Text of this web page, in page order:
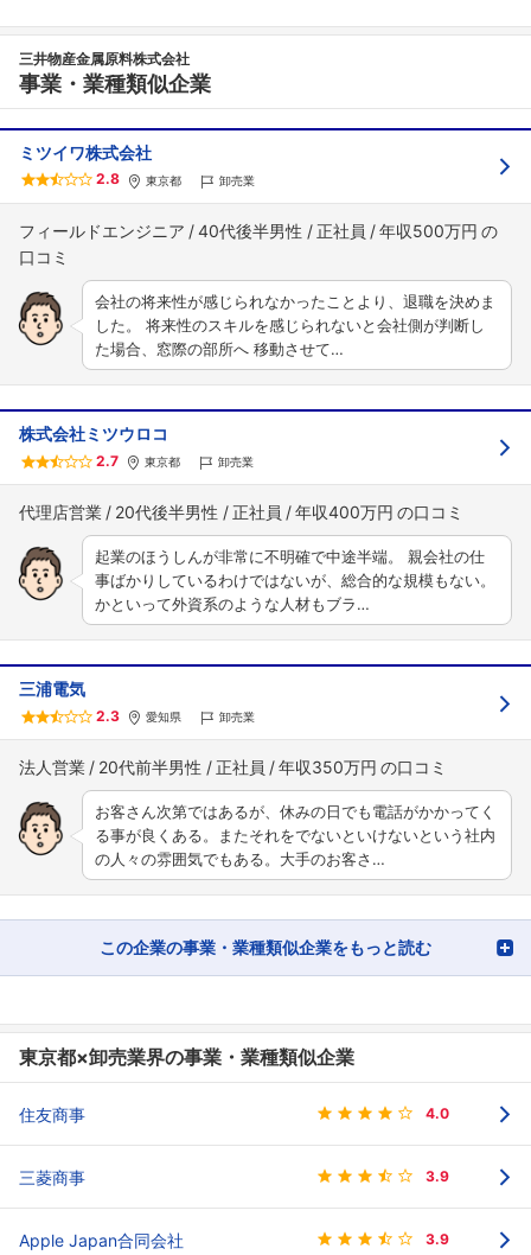
三井物産金属原料株式会社
事業・業種類似企業
ミツイワ株式会社
2.8 東京都 卸売業
フィールドエンジニア 40代後半男性 正社員 年収500万円
会社の将来性が感じられなかったことより、退職を決めま
した。 将来性のスキルを感じられないと会社側が判断し
た場合、窓際の部所へ 移動させて…
株式会社ミツウロコ
2.7 東京都 卸売業
代理店営業 20代後半男性 正社員 年収400万円
起業のほうしんが非常に不明確で中途半端。 親会社の仕
事ばかりしているわけではないが、総合的な規模もない。
かといって外資系のような人材もブラ…
三浦電気
2.3 愛知県 卸売業
法人営業 20代前半男性 正社員 年収350万円
お客さん次第ではあるが、休みの日でも電話がかかってく
る事が良くある。またそれをでないといけないという社内
の人々の雰囲気でもある。大手のお客さ…
この企業の事業・業種類似企業をもっと読む
東京都×卸売業界の事業・業種類似企業
住友商事 4.0
三菱商事 3.9
Apple Japan合同会社 3.9